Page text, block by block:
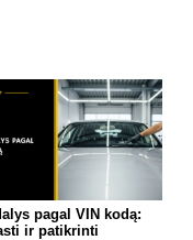
pagal VIN kodą:
ir patikrinti